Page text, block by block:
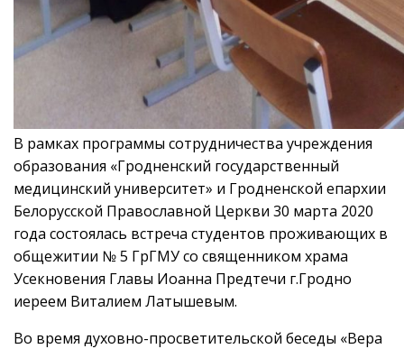
В рамках программы сотрудничества учреждения
образования «Гродненский государственный
медицинский университет» и Гродненской епархии
Белорусской Православной Церкви 30 марта 2020
года состоялась встреча студентов проживающих в
общежитии № 5 ГрГМУ со священником храма
Усекновения Главы Иоанна Предтечи г.Гродно
иереем Виталием Латышевым.
Во время духовно-просветительской беседы «Вера